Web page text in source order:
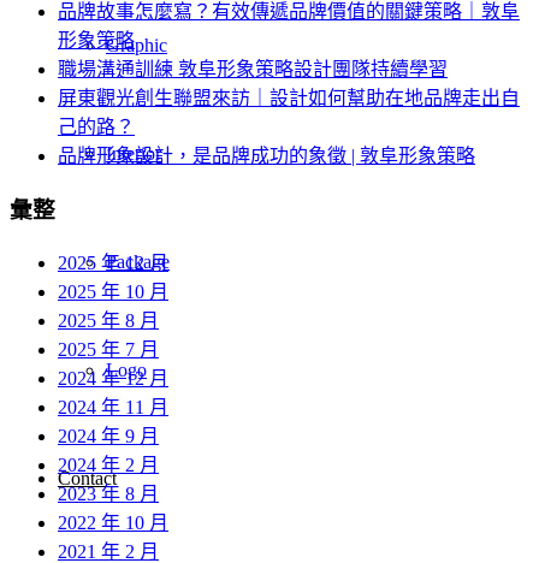
Graphic
Interior
Package
Logo
Contact
品牌故事怎麼寫？有效傳遞品牌價值的關鍵策略｜敦阜
形象策略
職場溝通訓練 敦阜形象策略設計團隊持續學習
屏東觀光創生聯盟來訪｜設計如何幫助在地品牌走出自
己的路？
品牌形象設計，是品牌成功的象徵 | 敦阜形象策略
彙整
2025 年 12 月
2025 年 10 月
2025 年 8 月
2025 年 7 月
2024 年 12 月
2024 年 11 月
2024 年 9 月
2024 年 2 月
2023 年 8 月
2022 年 10 月
2021 年 2 月